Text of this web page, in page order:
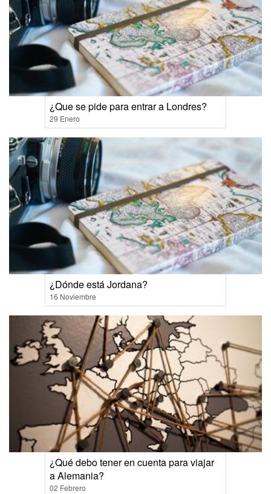
¿Que se pide para entrar a Londres?
29 Enero
¿Dónde está Jordana?
16 Noviembre
¿Qué debo tener en cuenta para viajar
a Alemania?
02 Febrero